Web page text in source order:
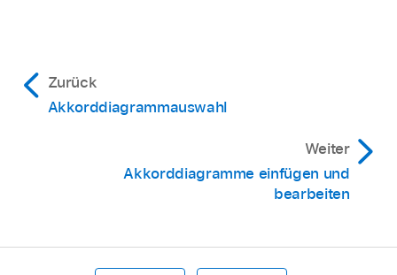
Zurück
Akkorddiagrammauswahl
Weiter
Akkorddiagramme einfügen und
bearbeiten